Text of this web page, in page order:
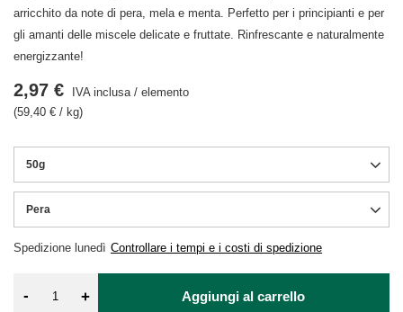
arricchito da note di pera, mela e menta. Perfetto per i principianti e per
gli amanti delle miscele delicate e fruttate. Rinfrescante e naturalmente
energizzante!
50g
Pera
Spedizione lunedì Controllare i tempi e i costi di spedizione
2,97 € IVA inclusa/ elemento
(59,40 € / kg)
- + Aggiungi al carrello